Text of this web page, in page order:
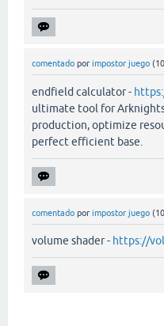
comentado por impostor juego (
endfield calculator -
ultimate tool for
production, optimize
perfect efficient base.
comentado por impostor juego (
volume shader - https://